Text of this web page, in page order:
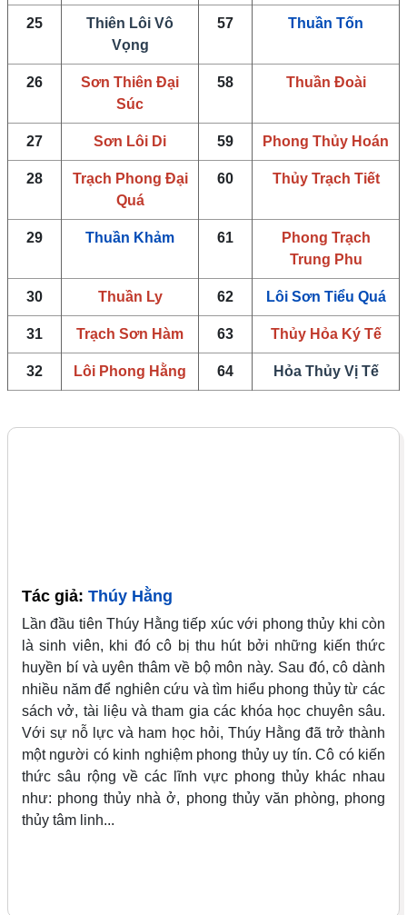
25
Thiên Lôi Vô
Vọng
57 Thuần Tốn
26
Sơn Thiên Đại
Súc
58 Thuần Đoài
27 Sơn Lôi Di 59 Phong Thủy Hoán
28
Trạch Phong Đại
Quá
60 Thủy Trạch Tiết
29 Thuần Khảm 61
Phong Trạch
Trung Phu
30 Thuần Ly 62 Lôi Sơn Tiểu Quá
31 Trạch Sơn Hàm 63 Thủy Hỏa Ký Tế
32 Lôi Phong Hằng 64 Hỏa Thủy Vị Tế
Tác giả: Thúy Hằng
Lần đầu tiên Thúy Hằng tiếp xúc với phong thủy khi còn
là sinh viên, khi đó cô bị thu hút bởi những kiến thức
huyền bí và uyên thâm về bộ môn này. Sau đó, cô dành
nhiều năm để nghiên cứu và tìm hiểu phong thủy từ các
sách vở, tài liệu và tham gia các khóa học chuyên sâu.
Với sự nỗ lực và ham học hỏi, Thúy Hằng đã trở thành
một người có kinh nghiệm phong thủy uy tín. Cô có kiến
thức sâu rộng về các lĩnh vực phong thủy khác nhau
như: phong thủy nhà ở, phong thủy văn phòng, phong
thủy tâm linh...